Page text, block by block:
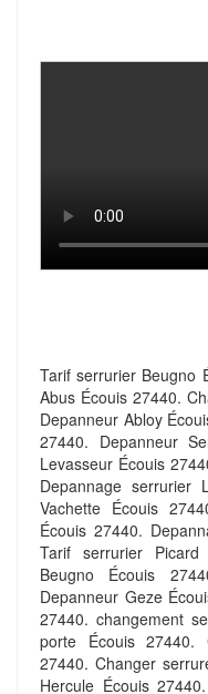
Tarif serrurier Beugno
Abus Écouis 27440.
Depanneur Abloy
27440. Depanneur
Levasseur Écouis
Depannage serrurier
Vachette Écouis
Écouis 27440.
Tarif serrurier
Beugno Écouis
Depanneur Geze
27440. changement
porte Écouis 27440.
27440. Changer
Hercule Écouis